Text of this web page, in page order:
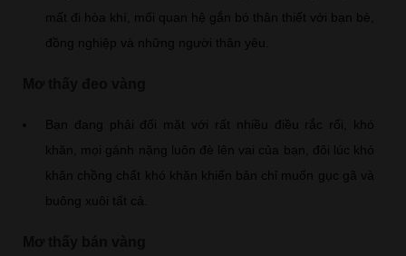
mất đi hòa khí, mối quan hệ gắn bó thân thiết với bạn bè,
đồng nghiệp và những người thân yêu.
Bạn đang phải đối mặt với rất nhiều điều rắc rối, khó
khăn, mọi gánh nặng luôn đè lên vai của bạn, đôi lúc khó
khăn chồng chất khó khăn khiến bản chỉ muốn gục gã và
buông xuôi tất cả.